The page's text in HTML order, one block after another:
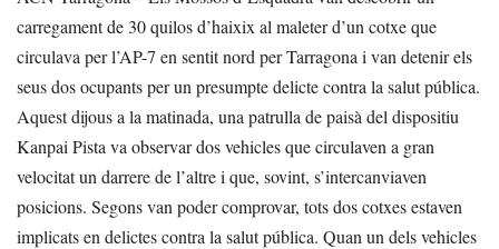
carregament de 30 quilos d’haixix al maleter d’un cotxe que
circulava per l’AP-7 en sentit nord per Tarragona i van detenir els
seus dos ocupants per un presumpte delicte contra la salut pública.
Aquest dijous a la matinada, una patrulla de paisà del dispositiu
Kanpai Pista va observar dos vehicles que circulaven a gran
velocitat un darrere de l’altre i que, sovint, s’intercanviaven
posicions. Segons van poder comprovar, tots dos cotxes estaven
implicats en delictes contra la salut pública. Quan un dels vehicles